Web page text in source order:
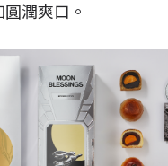
潤爽口。